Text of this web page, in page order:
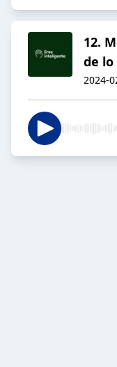
12.
de lo
2024-